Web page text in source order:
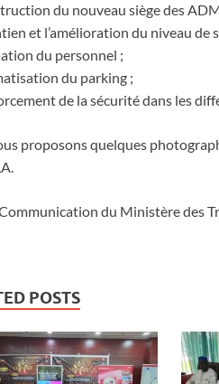
du nouveau siège des
et l’amélioration du niveau de
du personnel ;
du parking ;
de la sécurité dans les
proposons quelques
du Ministère des
POSTS